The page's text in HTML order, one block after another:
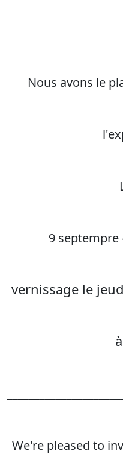
Nous avons le
9 septempre
vernissage le
We're pleased to